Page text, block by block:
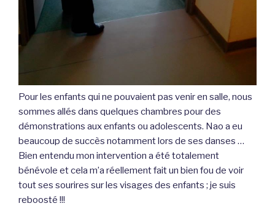
Pour les enfants qui ne pouvaient pas venir en salle, nous
sommes allés dans quelques chambres pour des
démonstrations aux enfants ou adolescents. Nao a eu
beaucoup de succès notamment lors de ses danses …
Bien entendu mon intervention a été totalement
bénévole et cela m’a réellement fait un bien fou de voir
tout ses sourires sur les visages des enfants ; je suis
reboosté !!!